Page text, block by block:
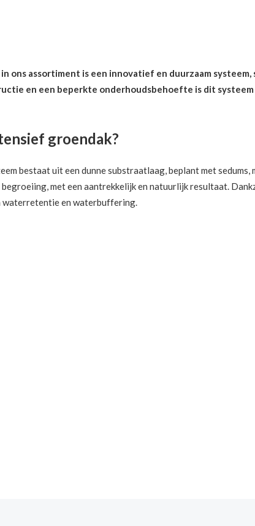
ons assortiment is een innovatief en duurzaam
en een beperkte onderhoudsbehoefte is dit
groendak?
bestaat uit een dunne substraatlaag, beplant met
met een aantrekkelijk en natuurlijk resultaat.
waterretentie en waterbuffering.